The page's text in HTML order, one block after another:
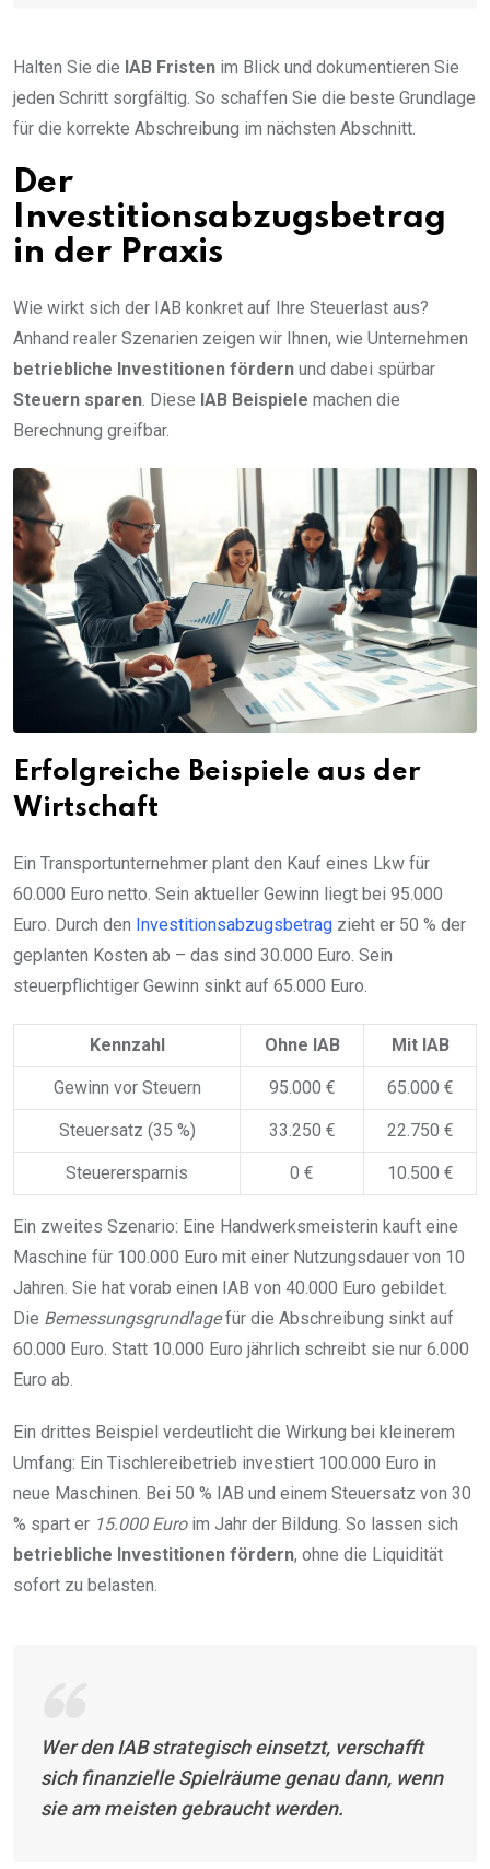
Halten Sie die IAB Fristen im Blick und dokumentieren Sie
jeden Schritt sorgfältig. So schaffen Sie die beste Grundlage
für die korrekte Abschreibung im nächsten Abschnitt.
Der
Investitionsabzugsbetrag
in der Praxis
Wie wirkt sich der IAB konkret auf Ihre Steuerlast aus?
Anhand realer Szenarien zeigen wir Ihnen, wie Unternehmen
betriebliche Investitionen fördern und dabei spürbar
Steuern sparen. Diese IAB Beispiele machen die
Berechnung greifbar.
Erfolgreiche Beispiele aus der
Wirtschaft
Ein Transportunternehmer plant den Kauf eines Lkw für
60.000 Euro netto. Sein aktueller Gewinn liegt bei 95.000
Euro. Durch den Investitionsabzugsbetrag zieht er 50 % der
geplanten Kosten ab – das sind 30.000 Euro. Sein
steuerpflichtiger Gewinn sinkt auf 65.000 Euro.
Kennzahl Ohne IAB Mit IAB
Gewinn vor Steuern 95.000 € 65.000 €
Steuersatz (35 %) 33.250 € 22.750 €
Steuerersparnis 0 € 10.500 €
Ein zweites Szenario: Eine Handwerksmeisterin kauft eine
Maschine für 100.000 Euro mit einer Nutzungsdauer von 10
Jahren. Sie hat vorab einen IAB von 40.000 Euro gebildet.
Die Bemessungsgrundlagefür die Abschreibung sinkt auf
60.000 Euro. Statt 10.000 Euro jährlich schreibt sie nur 6.000
Euro ab.
Ein drittes Beispiel verdeutlicht die Wirkung bei kleinerem
Umfang: Ein Tischlereibetrieb investiert 100.000 Euro in
neue Maschinen. Bei 50 % IAB und einem Steuersatz von 30
% spart er 15.000 Euroim Jahr der Bildung. So lassen sich
betriebliche Investitionen fördern, ohne die Liquidität
sofort zu belasten.
Wer den IAB strategisch einsetzt, verschafft
sich finanzielle Spielräume genau dann, wenn
sie am meisten gebraucht werden.